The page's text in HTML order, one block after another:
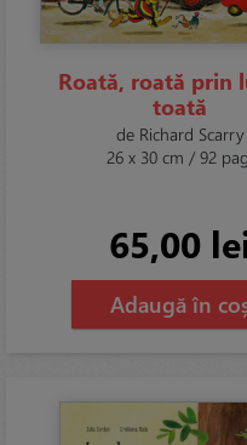
Roată, roată prin
toată
de Richard Scarry
26 x 30 cm / 92
65,00
Adaugă în